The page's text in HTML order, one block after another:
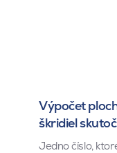
Výpočet
škridiel
Jedno číslo,